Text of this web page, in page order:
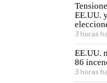
EE.UU.
3 horas
EE.UU.
86
3 horas